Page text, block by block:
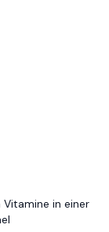
in einer